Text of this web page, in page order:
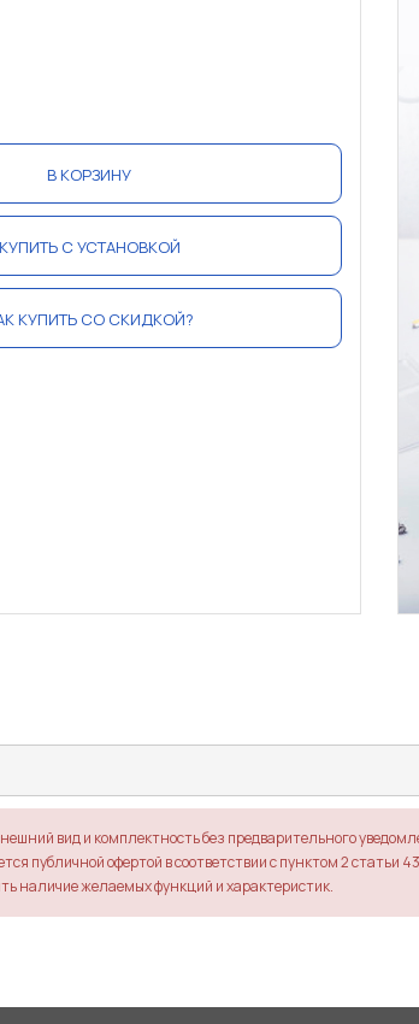
В КОРЗИНУ
КУПИТЬ С УСТАНОВКОЙ
КУПИТЬ СО СКИДКОЙ?
вид и комплектность без предварительного
публичной офертой в соответствии с пунктом 2 статьи
наличие желаемых функций и характеристик.